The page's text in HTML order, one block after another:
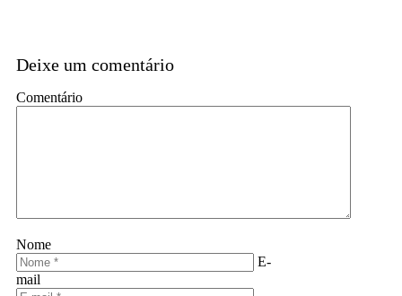
Deixe um comentário
Comentário
Nome
E-
mail